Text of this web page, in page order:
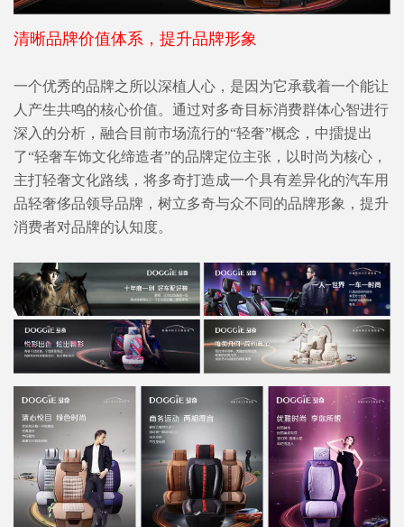
清晰品牌价值体系，提升品牌形象
一个优秀的品牌之所以深植人心，是因为它承载着一个能让
人产生共鸣的核心价值。通过对多奇目标消费群体心智进行
深入的分析，融合目前市场流行的“轻奢”概念，中擂提出
了“轻奢车饰文化缔造者”的品牌定位主张，以时尚为核心，
主打轻奢文化路线，将多奇打造成一个具有差异化的汽车用
品轻奢侈品领导品牌，树立多奇与众不同的品牌形象，提升
消费者对品牌的认知度。